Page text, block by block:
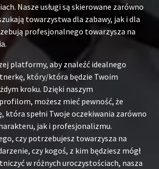
Nasze usługi są skierowane zarówno
towarzystwa dla zabawy, jak i dla
profesjonalnego towarzysza na
platformy, aby znaleźć idealnego
który/która będzie Twoim
kroku. Dzięki naszym
możesz mieć pewność, że
która spełni Twoje oczekiwania zarówno
jak i profesjonalizmu.
czy potrzebujesz towarzysza na
czy kogoś, z kim będziesz mógł
w różnych uroczystościach, nasza